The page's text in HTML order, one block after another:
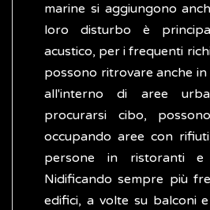
marine si aggiungono
loro disturbo è
acustico, per i frequenti
possono ritrovare anche
all'interno di aree
procurarsi cibo,
occupando aree con
persone in ristoranti e
Nidificando sempre più
edifici, a volte su balconi